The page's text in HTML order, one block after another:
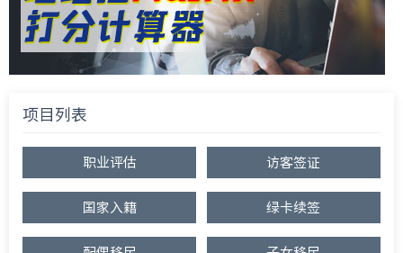
项目列表
职业评估 访客签证
国家入籍 绿卡续签